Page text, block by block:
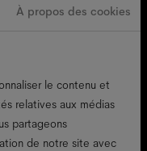
À propos des cookies
le contenu et
relatives aux médias
partageons
de notre site avec